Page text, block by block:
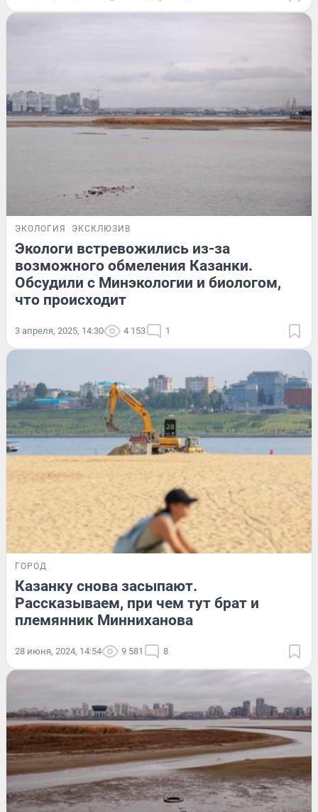
ЭКОЛОГИЯ ЭКСКЛЮЗИВ
Экологи встревожились из-за
возможного обмеления Казанки.
Обсудили с Минэкологии и биологом,
что происходит
3 апреля, 2025, 14:30 4 153 1
ГОРОД
Казанку снова засыпают.
Рассказываем, при чем тут брат и
племянник Минниханова
28 июня, 2024, 14:54 9 581 8